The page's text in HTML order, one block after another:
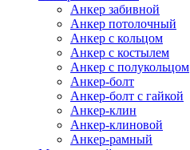
Анкер забивной
Анкер потолочный
Анкер с кольцом
Анкер с костылем
Анкер с полукольцом
Анкер-болт
Анкер-болт с гайкой
Анкер-клин
Анкер-клиновой
Анкер-рамный